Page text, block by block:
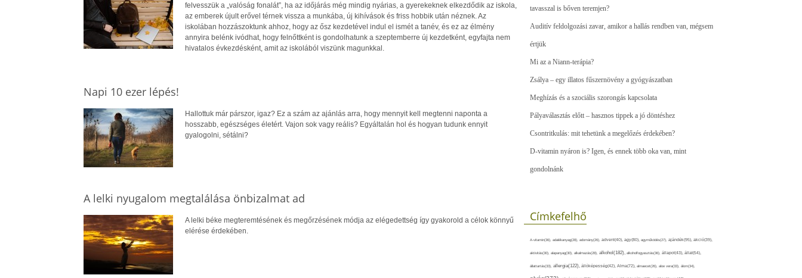
felvesszük a „valóság fonalát”, ha az időjárás még mindig nyárias, a gyerekeknek elkezdődik az iskola,
az emberek újult erővel térnek vissza a munkába, új kihívások és friss hobbik után néznek. Az
iskolában hozzászoktunk ahhoz, hogy az ősz kezdetével indul el ismét a tanév, és ez az élmény
annyira belénk ivódhat, hogy felnőttként is gondolhatunk a szeptemberre új kezdetként, egyfajta nem
hivatalos évkezdésként, amit az iskolából viszünk magunkkal.
Napi 10 ezer lépés!
Hallottuk már párszor, igaz? Ez a szám az ajánlás arra, hogy mennyit kell megtenni naponta a
hosszabb, egészséges életért. Vajon sok vagy reális? Egyáltalán hol és hogyan tudunk ennyit
gyalogolni, sétálni?
A lelki nyugalom megtalálása önbizalmat ad
A lelki béke megteremtésének és megőrzésének módja az elégedettség így gyakorold a célok könnyű
elérése érdekében.
tavasszal is bőven teremjen?
Auditív feldolgozási zavar, amikor a hallás rendben van, mégsem
értjük
Mi az a Niann-terápia?
Zsálya – egy illatos fűszernövény a gyógyászatban
Meghízás és a szociális szorongás kapcsolata
Pályaválasztás előtt – hasznos tippek a jó döntéshez
Csontritkulás: mit tehetünk a megelőzés érdekében?
D-vitamin nyáron is? Igen, és ennek több oka van, mint
gondolnánk
Címkefelhő
A-vitamin(36), adalékanyag(28), adomány(26), advent(40), agy(80), agyműködés(27), ajándék(95), akció(39),
aktivitás(30), alapanyag(30), alkalmazás(28), alkohol(182), alkoholfogyasztás(36), állapot(43), állat(54),
állattartás(33), allergia(122), állóképesség(42), Alma(72), almaecet(26), aloe vera(33), álom(34),